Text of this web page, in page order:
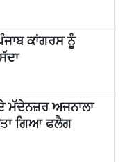
ਕਾਂਗਰਸ ਨੂੰ
ਮੱਦੇਨਜ਼ਰ ਅਜਨਾਲਾ
ਗਿਆ ਫਲੈਗ